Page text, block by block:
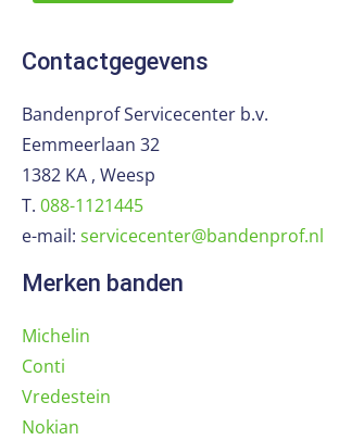
Contactgegevens
Bandenprof Servicecenter b.v.
Eemmeerlaan 32
1382 KA , Weesp
T. 088-1121445
e-mail: servicecenter@bandenprof.nl
Merken banden
Michelin
Conti
Vredestein
Nokian